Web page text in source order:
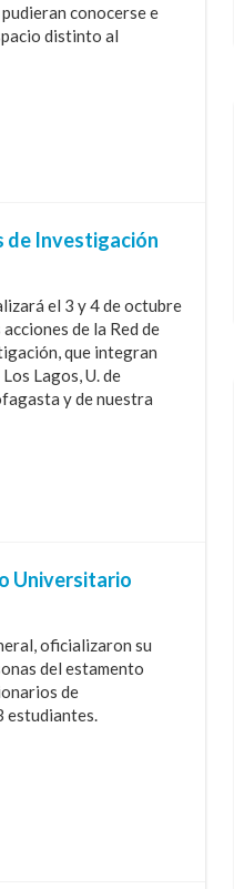
conocerse e
distinto al
de Investigación
el 3 y 4 de octubre
de la Red de
que integran
Lagos, U. de
y de nuestra
Universitario
oficializaron su
del estamento
de
estudiantes.